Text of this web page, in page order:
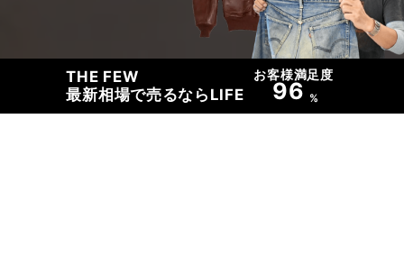
THE FEW
最新相場で売るならLIFE
お客様満足度
96 %